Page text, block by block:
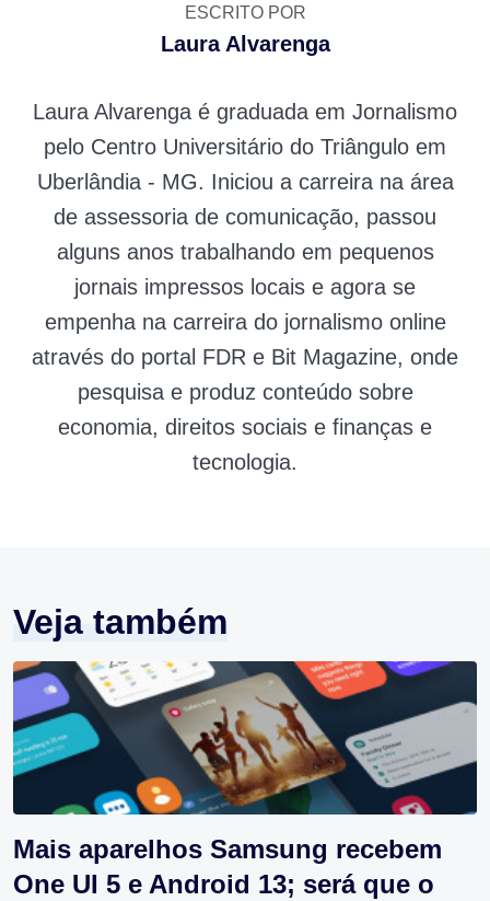
ESCRITO POR
Laura Alvarenga
Laura Alvarenga é graduada em Jornalismo
pelo Centro Universitário do Triângulo em
Uberlândia - MG. Iniciou a carreira na área
de assessoria de comunicação, passou
alguns anos trabalhando em pequenos
jornais impressos locais e agora se
empenha na carreira do jornalismo online
através do portal FDR e Bit Magazine, onde
pesquisa e produz conteúdo sobre
economia, direitos sociais e finanças e
tecnologia.
Veja também
Mais aparelhos Samsung recebem
One UI 5 e Android 13; será que o